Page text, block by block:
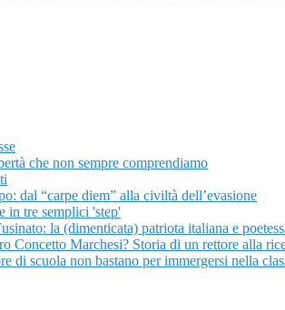
che non sempre comprendiamo
dal “carpe diem” alla civiltà dell’evasione
in tre semplici 'step'
la (dimenticata) patriota italiana e
Concetto Marchesi? Storia di un rettore alla
di scuola non bastano per immergersi nella